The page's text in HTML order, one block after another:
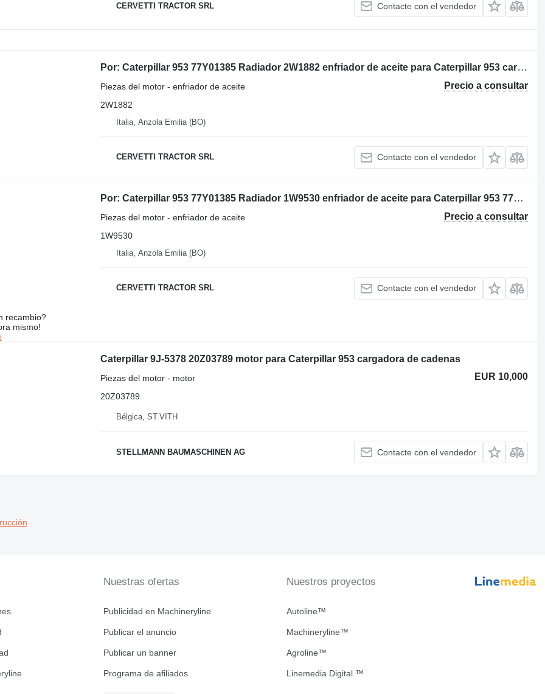
CERVETTI TRACTOR SRL Contacte con el vendedor
Por: Caterpillar 953 77Y01385 Radiador 2W1882 enfriador de aceite para Caterpillar 953 cargadora de cadenas
Precio a consultar
Piezas del motor - enfriador de aceite
2W1882
Italia, Anzola Emilia (BO)
CERVETTI TRACTOR SRL Contacte con el vendedor
Por: Caterpillar 953 77Y01385 Radiador 1W9530 enfriador de aceite para Caterpillar 953 77Y01385 cargadora de cadenas
Precio a consultar
Piezas del motor - enfriador de aceite
1W9530
Italia, Anzola Emilia (BO)
CERVETTI TRACTOR SRL Contacte con el vendedor
recambio?
mismo!
Caterpillar 9J-5378 20Z03789 motor para Caterpillar 953 cargadora de cadenas
EUR 10,000
Piezas del motor - motor
20Z03789
Bélgica, ST.VITH
STELLMANN BAUMASCHINEN AG Contacte con el vendedor
Nuestras ofertas
Publicidad en Machineryline
Publicar el anuncio
Publicar un banner
Programa de afiliados
Nuestros proyectos
Autoline™
Machineryline™
Agroline™
Linemedia Digital ™